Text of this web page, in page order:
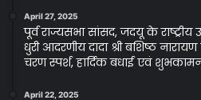
April 27, 2025
पूर्व राज्यसभा सांसद, जदयू के
धुरी आदरणीय दादा श्री बशिष्ठ
चरण स्पर्श, हार्दिक बधाई एवं
April 22, 2025